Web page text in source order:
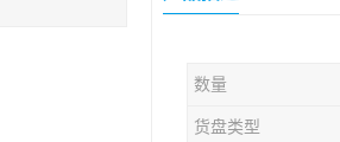
数量
货盘类型